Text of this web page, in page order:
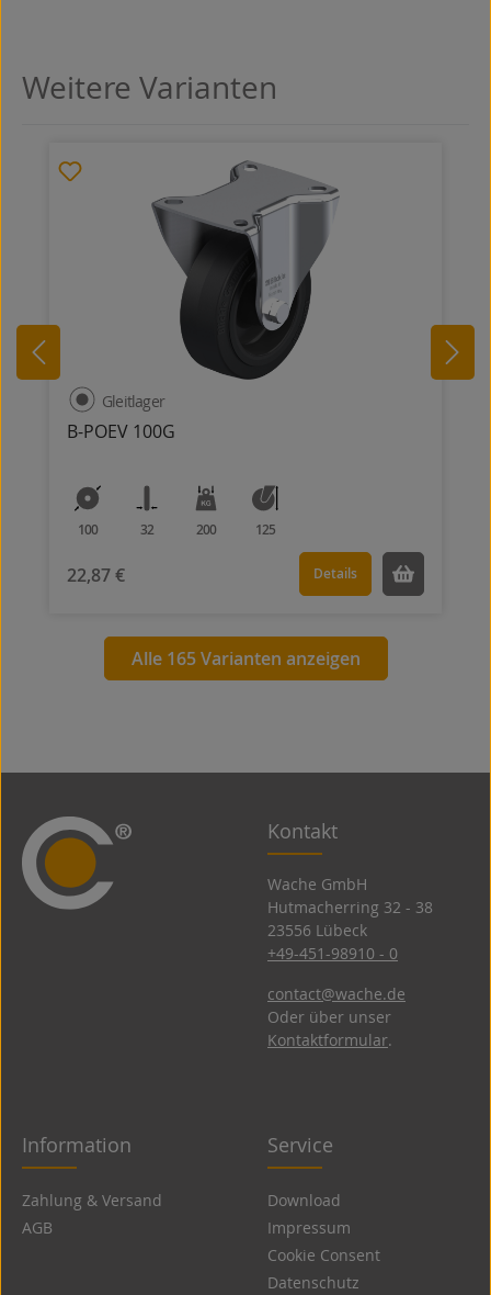
Produktgalerie überspringen
Weitere Varianten
B-POEV 100G
Gleitlager
100 32 200 125
22,87 € Details
Alle 165 Varianten anzeigen
Kontakt
Wache GmbH
Hutmacherring 32 ­- 38
23556 Lübeck
+49-451-98910 - 0
contact@wache.de
Oder über unser
Kontaktformular.
Information
Zahlung & Versand
AGB
Service
Download
Impressum
Cookie Consent
Datenschutz